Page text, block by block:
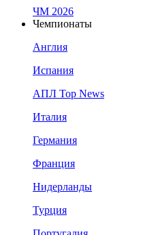
ЧМ 2026
Чемпионаты
Англия
Испания
АПЛ Top News
Италия
Германия
Франция
Нидерланды
Турция